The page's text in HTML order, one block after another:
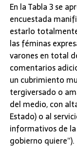
En la Tabla 3 se
encuestada
estarlo
las féminas
varones en total
comentarios
un cubrimiento
tergiversado o
del medio, con
Estado) o al
informativos de
gobierno quiere”).